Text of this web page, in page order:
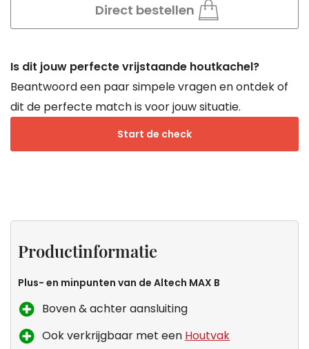
Direct bestellen
Is dit jouw perfecte vrijstaande houtkachel?
Beantwoord een paar simpele vragen en ontdek of
dit de perfecte match is voor jouw situatie.
Start de check
Productinformatie
Plus- en minpunten van de Altech MAX B
Boven & achter aansluiting
Ook verkrijgbaar met een Houtvak